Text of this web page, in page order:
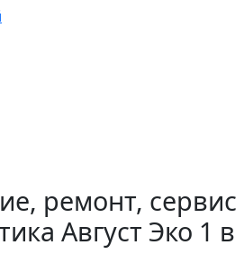
ремонт, сервис
Август Эко 1 в